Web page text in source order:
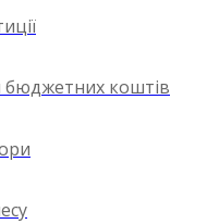
бюджетних коштів